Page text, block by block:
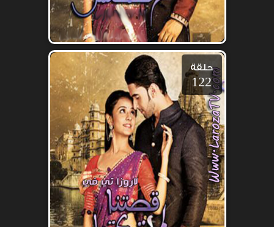
حلقة
122